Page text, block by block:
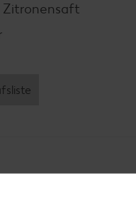
Zitronensaft